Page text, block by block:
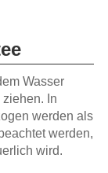
Wasser
In
werden als
werden,
wird.